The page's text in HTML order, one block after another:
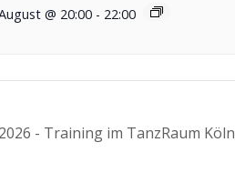
@ 20:00 - 22:00
- Training im TanzRaum Köln